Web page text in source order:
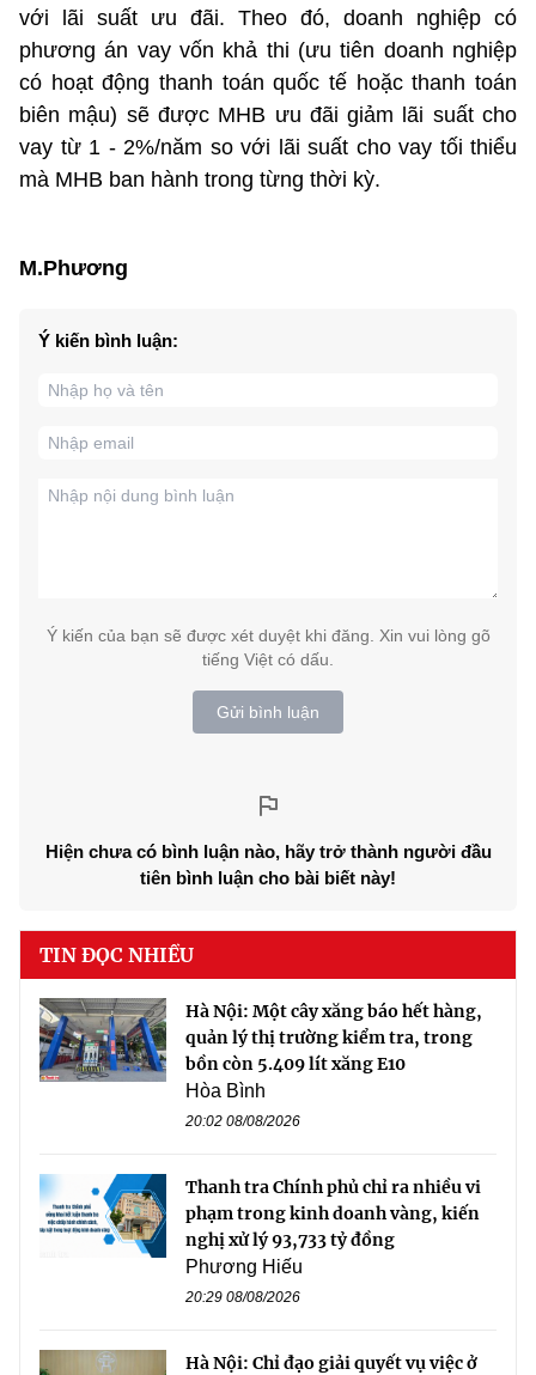
với lãi suất ưu đãi. Theo đó, doanh nghiệp có
phương án vay vốn khả thi (ưu tiên doanh nghiệp
có hoạt động thanh toán quốc tế hoặc thanh toán
biên mậu) sẽ được MHB ưu đãi giảm lãi suất cho
vay từ 1 - 2%/năm so với lãi suất cho vay tối thiểu
mà MHB ban hành trong từng thời kỳ.
M.Phương
Ý kiến bình luận:
Ý kiến của bạn sẽ được xét duyệt khi đăng. Xin vui lòng gõ
tiếng Việt có dấu.
Gửi bình luận
Hiện chưa có bình luận nào, hãy trở thành người đầu
tiên bình luận cho bài biết này!
TIN ĐỌC NHIỀU
Hà Nội: Một cây xăng báo hết hàng,
quản lý thị trường kiểm tra, trong
bồn còn 5.409 lít xăng E10
Hòa Bình
20:02 08/08/2026
Thanh tra Chính phủ chỉ ra nhiều vi
phạm trong kinh doanh vàng, kiến
nghị xử lý 93,733 tỷ đồng
Phương Hiếu
20:29 08/08/2026
Hà Nội: Chỉ đạo giải quyết vụ việc ở